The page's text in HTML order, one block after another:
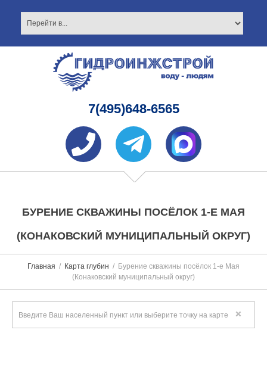
7(495)648-6565
БУРЕНИЕ СКВАЖИНЫ ПОСЁЛОК 1-Е МАЯ
(КОНАКОВСКИЙ МУНИЦИПАЛЬНЫЙ ОКРУГ)
Главная Карта глубин
Бурение скважины посёлок 1-е Мая
(Конаковский муниципальный округ)